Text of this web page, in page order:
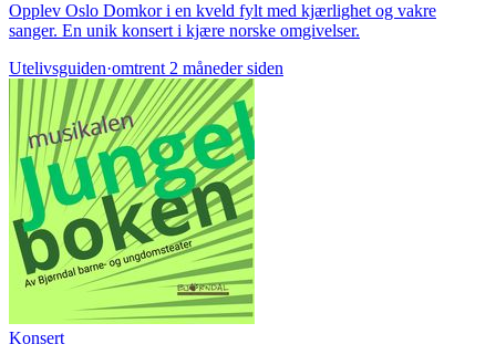
Opplev Oslo Domkor i en kveld fylt med kjærlighet og vakre
sanger. En unik konsert i kjære norske omgivelser.
Utelivsguiden·omtrent 2 måneder siden
Konsert